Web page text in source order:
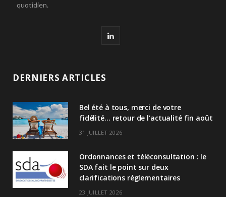
quotidien.
L
e
n
DERNIERS ARTICLES
Bel été à tous, merci de votre
fidélité… retour de l’actualité fin août
31 JUILLET 2026
Ordonnances et téléconsultation : le
SDA fait le point sur deux
clarifications réglementaires
23 JUILLET 2026